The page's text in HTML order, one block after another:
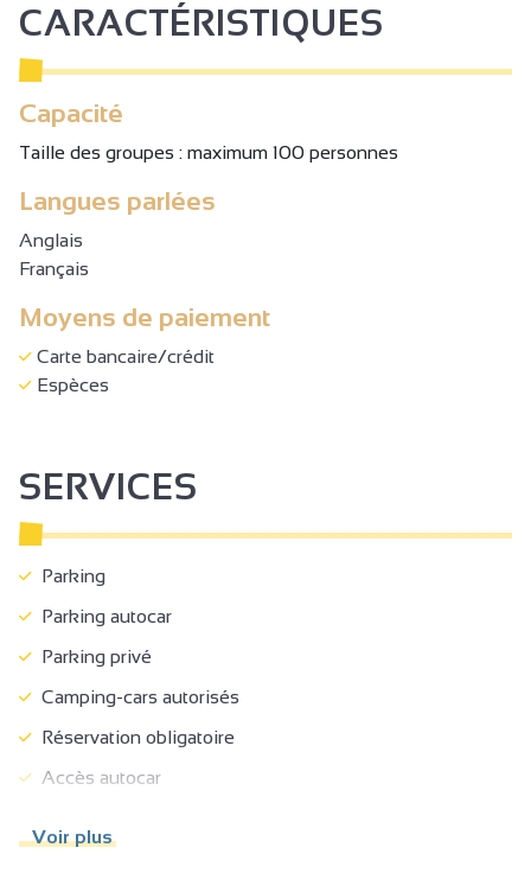
CARACTÉRISTIQUES
Capacité
Taille des groupes : maximum 100 personnes
Langues parlées
Anglais
Français
Moyens de paiement
Carte bancaire/crédit
Espèces
SERVICES
Parking
Parking autocar
Parking privé
Camping-cars autorisés
Réservation obligatoire
Accès autocar
Voir plus